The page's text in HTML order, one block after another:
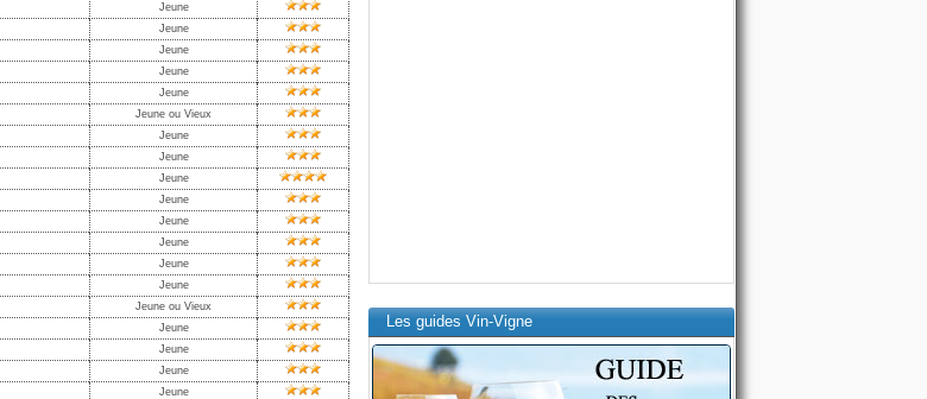
Jeune
Jeune
Jeune
Jeune
Jeune
Jeune ou Vieux
Jeune
Jeune
Jeune
Jeune
Jeune
Jeune
Jeune
Jeune
Jeune ou Vieux
Jeune
Jeune
Jeune
Jeune
Les guides Vin-Vigne